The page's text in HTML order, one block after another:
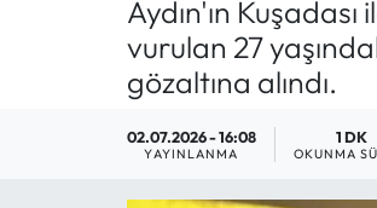
Aydın'ın
vurulan 27
gözaltına alındı.
02.07.2026 - 16:08
YAYINLANMA
1 DK
OKUNMA
EKONOMİ
Tüm Manşetler